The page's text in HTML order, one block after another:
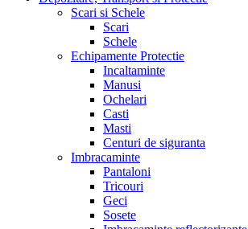
Scari si Schele
Scari
Schele
Echipamente Protectie
Incaltaminte
Manusi
Ochelari
Casti
Masti
Centuri de siguranta
Imbracaminte
Pantaloni
Tricouri
Geci
Sosete